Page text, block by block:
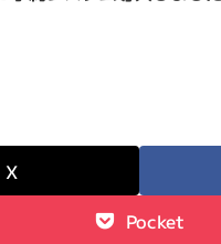
X
Pocket